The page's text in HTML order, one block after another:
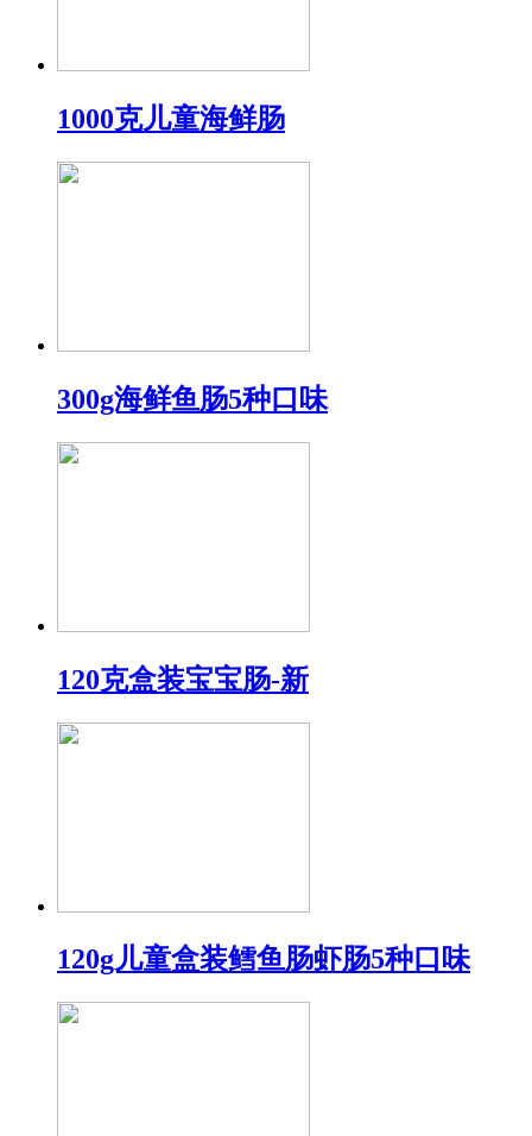
1000克儿童海鲜肠
300g海鲜鱼肠5种口味
120克盒装宝宝肠-新
120g儿童盒装鳕鱼肠虾肠5种口味